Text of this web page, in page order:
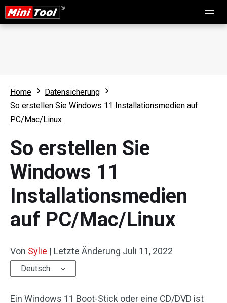
Home
Datensicherung
So erstellen Sie Windows 11 Installationsmedien auf
PC/Mac/Linux
So erstellen Sie
Windows 11
Installationsmedien
auf PC/Mac/Linux
Von Sylie | Letzte Änderung Juli 11, 2022
Deutsch
Ein Windows 11 Boot-Stick oder eine CD/DVD ist